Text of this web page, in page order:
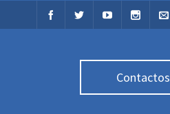
Contactos